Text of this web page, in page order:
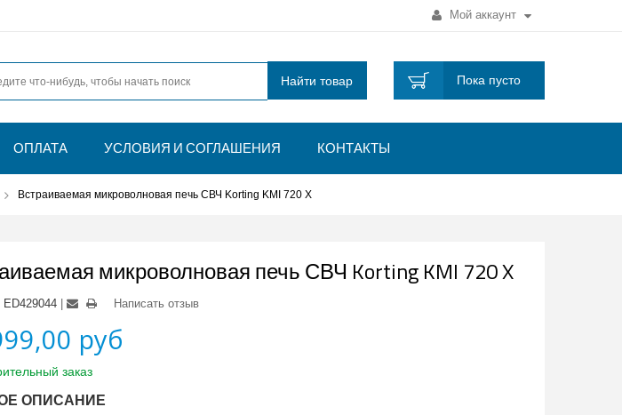
Мой аккаунт
Найти товар Пока пусто
ОПЛАТА УСЛОВИЯ И СОГЛАШЕНИЯ КОНТАКТЫ
Встраиваемая микроволновая печь СВЧ Korting KMI 720 X
микроволновая печь СВЧ Korting KMI 720 X
ED429044 Написать отзыв
руб
заказ
ОПИСАНИЕ